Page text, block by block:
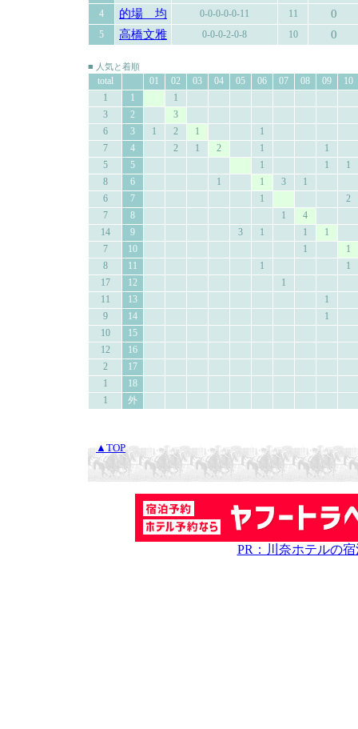
4 的場 均 0-0-0-0-0-11 11 0
5 高橋文雅 0-0-0-2-0-8 10 0
■ 人気と着順
total 01 02 03 04 05 06 07 08 09
10
1
1
1
3
2
3
6
3 1 2 1
1
7
4 2 1 2 1
1
5
5 1 1
1
8
6 1 1 3
1
6
7 1
2
7
8 1
4
14
9 3 1 1
1
7
10 1
1
8
11 1
1
17
12
1
11
13
1
9
14
1
10
15
12
16
2
17
1
18
1
外
▲TOP
PR：川奈ホテルの